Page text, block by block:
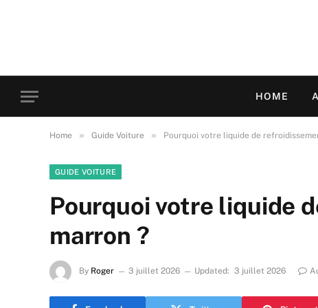
HOME
Home » Guide Voiture » Pourquoi votre liquide de
GUIDE VOITURE
Pourquoi votre liquide
marron ?
By Roger 3 juillet 2026 Updated: 3 juillet 2026